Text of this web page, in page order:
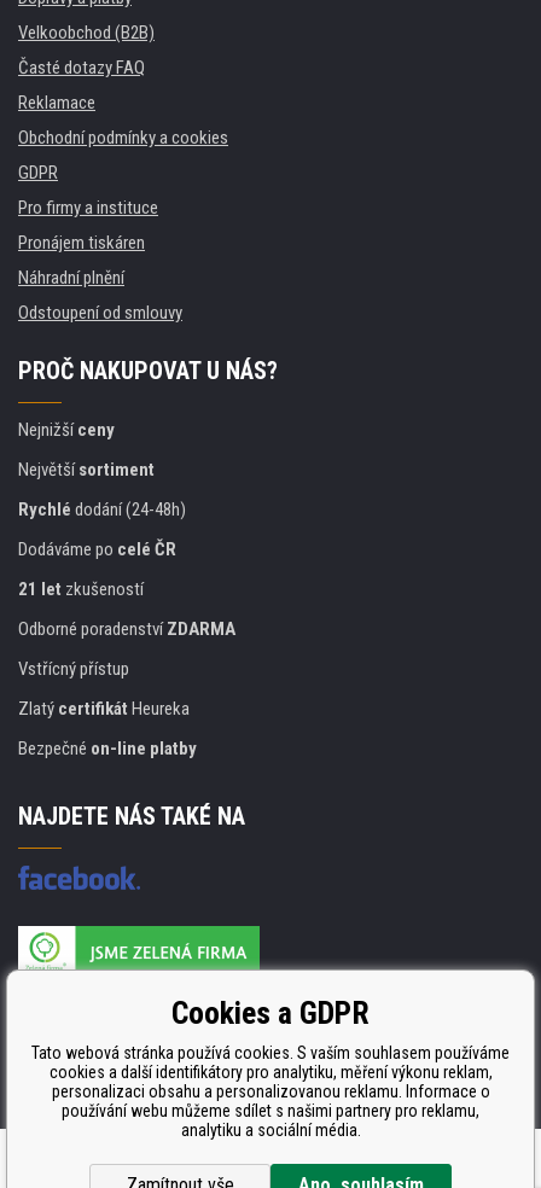
Velkoobchod (B2B)
Časté dotazy FAQ
Reklamace
Obchodní podmínky a cookies
GDPR
Pro firmy a instituce
Pronájem tiskáren
Náhradní plnění
Odstoupení od smlouvy
PROČ NAKUPOVAT U NÁS?
Nejnižšíceny
Největšísortiment
Rychlé dodání (24-48h)
Dodáváme po celé ČR
21 let zkušeností
Odborné poradenstvíZDARMA
Vstřícný přístup
Zlatý certifikát Heureka
Bezpečné on-line platby
NAJDETE NÁS TAKÉ NA
ISO 9001. ISO 14001 a STMC.
Tvorba a pronájem eshopůBINARGON.cz
Cookies a GDPR
Tato webová stránka používá cookies. S vaším souhlasem používáme
cookies a další identifikátory pro analytiku, měření výkonu reklam,
personalizaci obsahu a personalizovanou reklamu. Informace o
používání webu můžeme sdílet s našimi partnery pro reklamu,
analytiku a sociální média.